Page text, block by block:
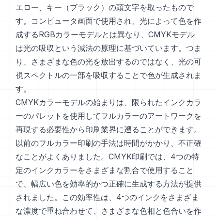
エロー、キー（ブラック）の頭文字を取ったもので
す。コンピュータ画面で使用され、光によって色を作
成するRGBカラーモデルとは異なり、CMYKモデル
は光の吸収という減法の原理に基づいています。つま
り、さまざまな色の光を放出するのではなく、光の可
視スペクトルの一部を吸収することで色が生成されま
す。
CMYKカラーモデルの始まりは、限られたインクカラ
ーのパレットを使用してフルカラーのアートワークを
再現する必要性から印刷業界に遡ることができます。
以前のフルカラー印刷の手法は時間がかかり、不正確
なことがよくありました。CMYK印刷では、4つの特
定のインクカラーをさまざまな割合で使用すること
で、幅広い色を効率的かつ正確に生成する方法が提供
されました。この効率性は、4つのインクをさまざま
な濃度で重ね合わせて、さまざまな色相と色合いを作